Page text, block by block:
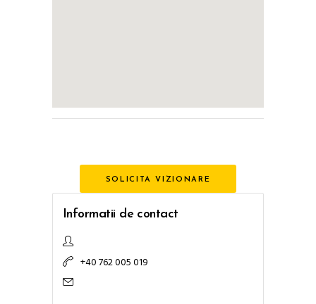
SOLICITA VIZIONARE
Informatii de contact
+40 762 005 019